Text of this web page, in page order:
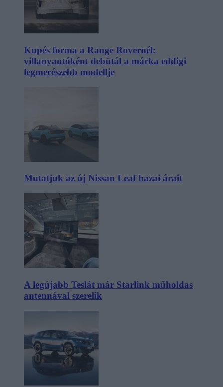
Kupés forma a Range Rovernél:
villanyautóként debütál a márka eddigi
legmerészebb modellje
Mutatjuk az új Nissan Leaf hazai árait
A legújabb Teslát már Starlink műholdas
antennával szerelik